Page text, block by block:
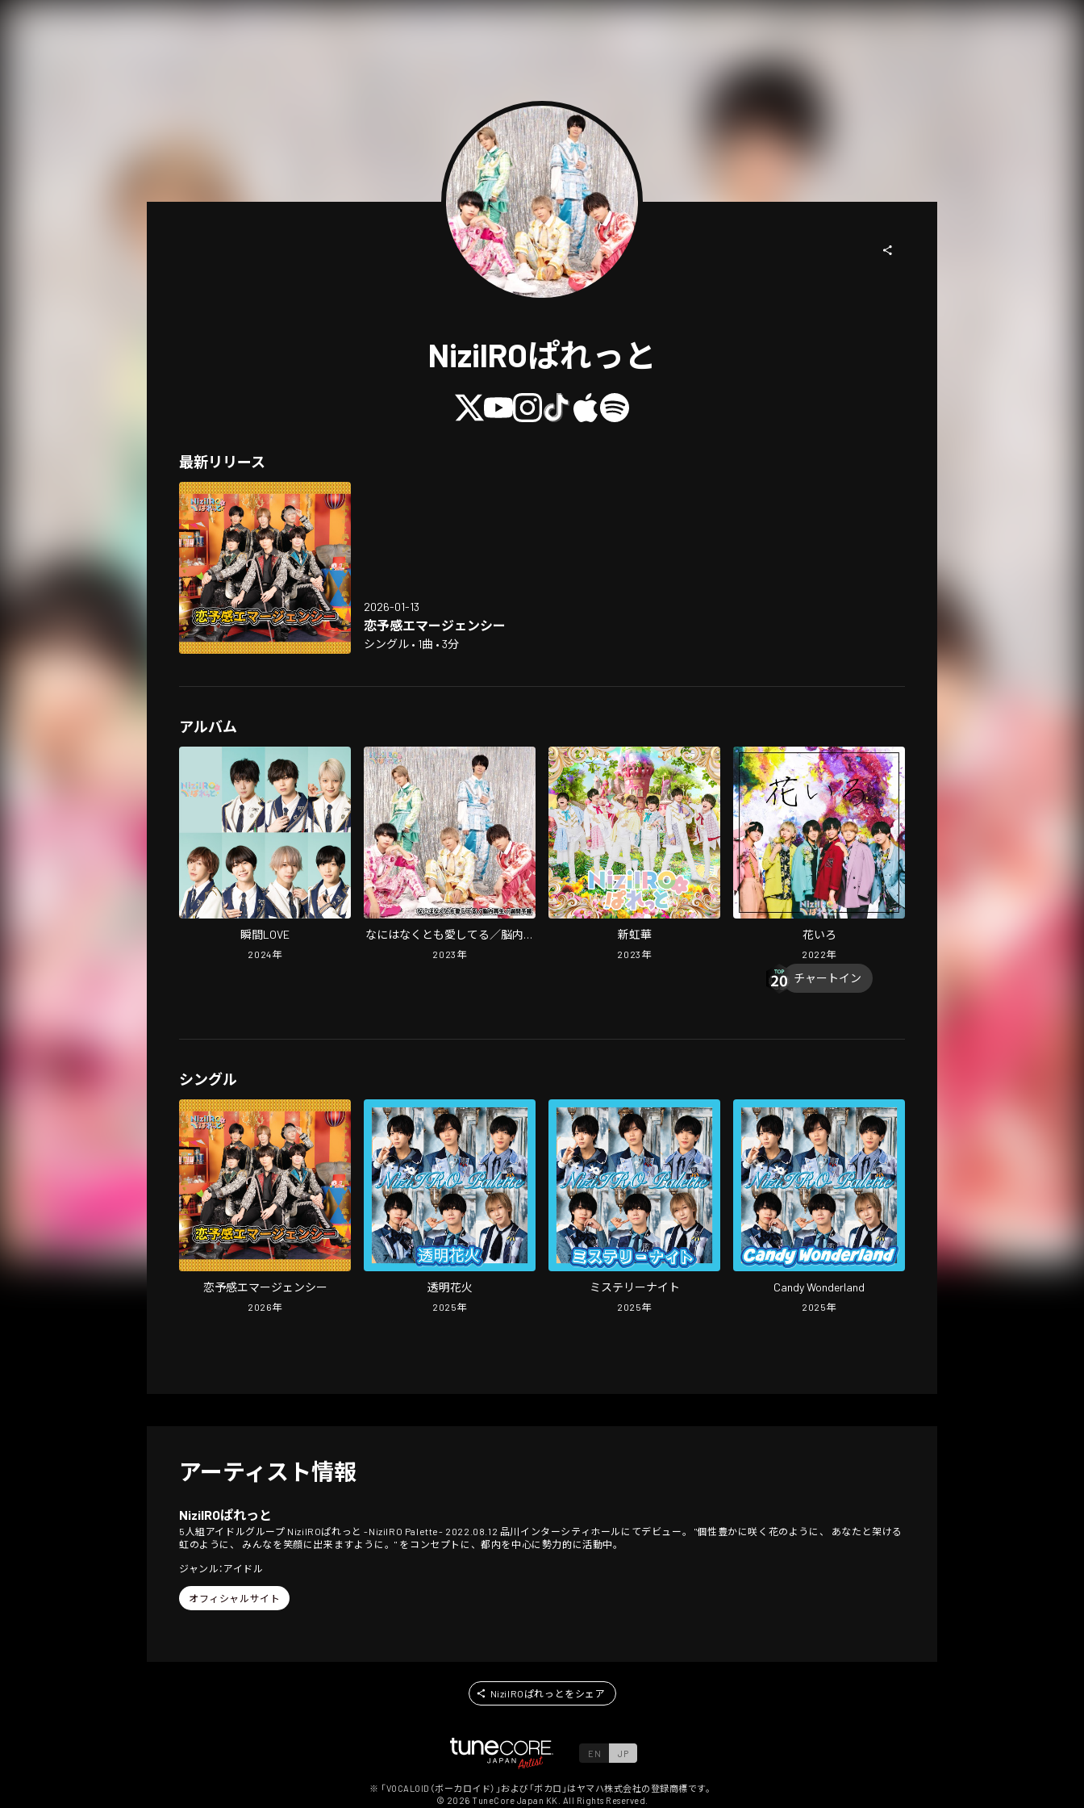
NiziIROぱれっと
最新リリース
2026-01-13
恋予感エマージェンシー
シングル • 1曲 • 3分
アルバム
瞬間LOVE
2024年
なにはなくとも愛してる／脳内再
生／満開予報
2023 年
新虹華
2023 年
花いろ
2022年
チャートイン
シングル
恋予感エマージェンシー
2026年
透明花火
2025年
ミステリーナイト
2025年
Candy Wonderland
2025年
アーティスト情報
NiziIROぱれっと
5人組アイドルグループ NiziIROぱれっと -NiziIRO Palette- 2022.08.12 品川インターシティホールにてデビュー。 "個性豊かに咲く花のように、 あなたと架ける
虹のように、 みんなを笑顔に出来ますように。" をコンセプトに、都内を中心に勢力的に活動中。
ジャンル：アイドル
オフィシャルサイト
NiziIROぱれっとをシェア
EN JP
※ 「VOCALOID（ボーカロイド）」および「ボカロ」はヤマハ株式会社の登録商標です。
© 2026 TuneCore Japan KK. All Rights Reserved.